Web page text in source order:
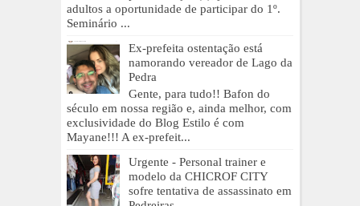
adultos a oportunidade de participar do 1º.
Seminário ...
Ex-prefeita ostentação está
namorando vereador de Lago da
Pedra
Gente, para tudo!! Bafon do
século em nossa região e, ainda melhor, com
exclusividade do Blog Estilo é com
Mayane!!! A ex-prefeit...
Urgente - Personal trainer e
modelo da CHICROF CITY
sofre tentativa de assassinato em